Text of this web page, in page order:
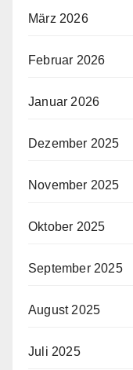
März 2026
Februar 2026
Januar 2026
Dezember 2025
November 2025
Oktober 2025
September 2025
August 2025
Juli 2025